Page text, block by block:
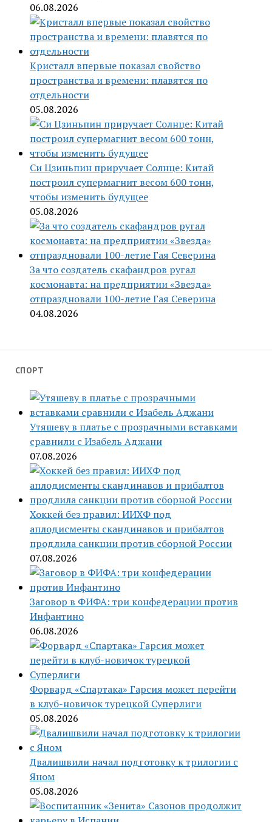
06.08.2026
Кристалл впервые показал свойство
пространства и времени: плавятся по
отдельности
05.08.2026
Си Цзиньпин приручает Солнце: Китай
построил супермагнит весом 600 тонн,
чтобы изменить будущее
05.08.2026
За что создатель скафандров ругал
космонавта: на предприятии «Звезда»
отпраздновали 100-летие Гая Северина
04.08.2026
СПОРТ
Утяшеву в платье с прозрачными вставками
сравнили с Изабель Аджани
07.08.2026
Хоккей без правил: ИИХФ под
аплодисменты скандинавов и прибалтов
продлила санкции против сборной России
07.08.2026
Заговор в ФИФА: три конфедерации против
Инфантино
06.08.2026
Форвард «Спартака» Гарсия может перейти
в клуб-новичок турецкой Суперлиги
05.08.2026
Двалишвили начал подготовку к трилогии с
Яном
05.08.2026